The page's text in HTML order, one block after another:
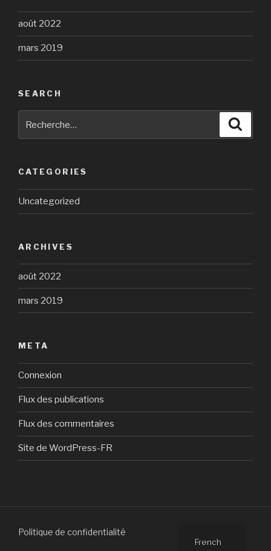
août 2022
mars 2019
SEARCH
pour
CATEGORIES
Uncategorized
ARCHIVES
août 2022
mars 2019
META
Connexion
Flux des publications
Flux des commentaires
Site de WordPress-FR
Politique de confidentialité
French